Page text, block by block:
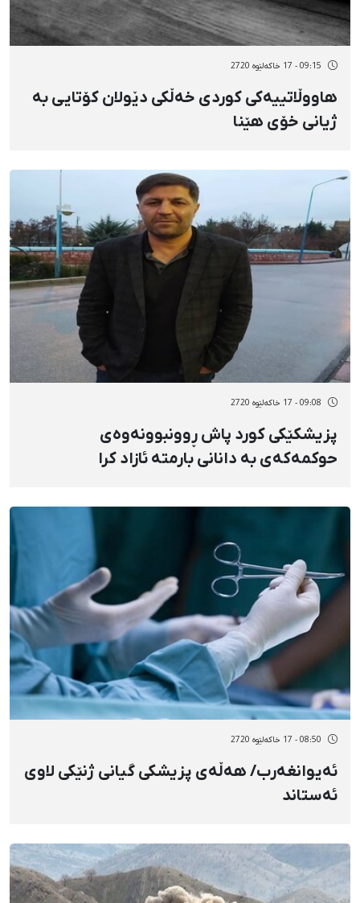
09:15 - 17 خاکەلێوه 2720
هاووڵاتییەکی کوردی خەڵکی دێولان کۆتایی بە
ژیانی خۆی هێنا
09:08 - 17 خاکەلێوه 2720
پزیشکێکی کورد پاش ڕوونبوونەوەی
حوکمەکەی بە دانانی بارمتە ئازاد کرا
08:50 - 17 خاکەلێوه 2720
ئەیوانغەرب/ هەڵەی پزیشکی گیانی ژنێکی لاوی
ئەستاند